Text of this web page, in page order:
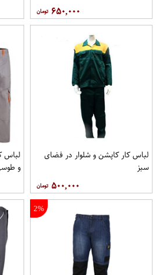
۶۵۰,۰۰۰
لباس کار کاپشن و شلوار در فضای
سبز
۵۰۰,۰۰۰
لباس
و
2%